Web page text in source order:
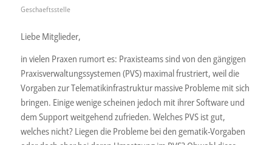
Geschaeftsstelle
Liebe Mitglieder,
in vielen Praxen rumort es: Praxisteams sind von den gängigen
Praxisverwaltungssystemen (PVS) maximal frustriert, weil die
Vorgaben zur Telematikinfrastruktur massive Probleme mit sich
bringen. Einige wenige scheinen jedoch mit ihrer Software und
dem Support weitgehend zufrieden. Welches PVS ist gut,
welches nicht? Liegen die Probleme bei den gematik-Vorgaben